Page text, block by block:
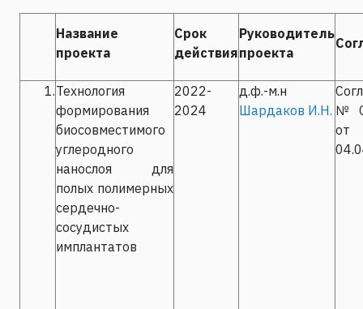
Название
проекта
Срок
действия
Руководитель
проекта
1.Технология
формирования
биосовместимого
углеродного
нанослоя для
полых полимерных
сердечно-
сосудистых
имплантатов
2022-
2024
д.ф.-м.н
Шардаков И.Н.
от